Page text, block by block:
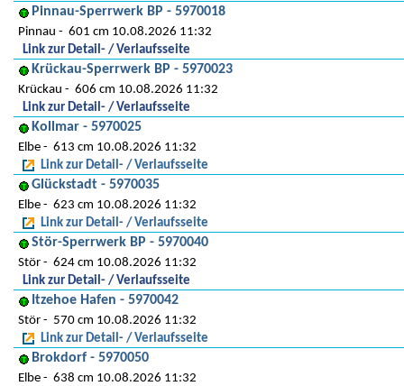
Pinnau-Sperrwerk BP - 5970018
Pinnau
601 cm 10.08.2026 11:32
Link zur Detail- / Verlaufsseite
Krückau-Sperrwerk BP - 5970023
Krückau
606 cm 10.08.2026 11:32
Link zur Detail- / Verlaufsseite
Kollmar - 5970025
Elbe
613 cm 10.08.2026 11:32
Link zur Detail- / Verlaufsseite
Glückstadt - 5970035
Elbe
623 cm 10.08.2026 11:32
Link zur Detail- / Verlaufsseite
Stör-Sperrwerk BP - 5970040
Stör
624 cm 10.08.2026 11:32
Link zur Detail- / Verlaufsseite
Itzehoe Hafen - 5970042
Stör
570 cm 10.08.2026 11:32
Link zur Detail- / Verlaufsseite
Brokdorf - 5970050
Elbe
638 cm 10.08.2026 11:32